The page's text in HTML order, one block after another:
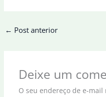
← Post anterior
Deixe um
O seu endereço de e-